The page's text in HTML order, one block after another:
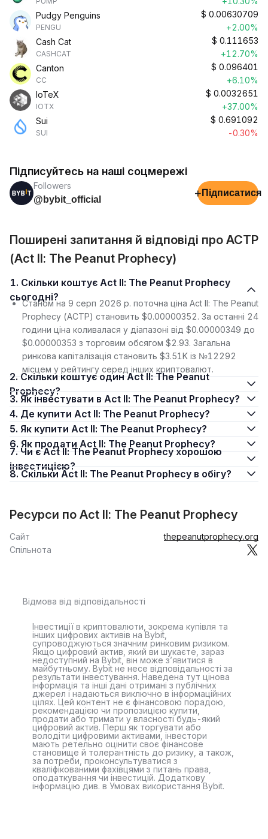
Pudgy Penguins
PENGU
$ 0.00630709
+2.00%
Cash Cat
CASHCAT
$ 0.111653
+12.70%
Canton
CC
$ 0.096401
+6.10%
IoTeX
IOTX
$ 0.0032651
+37.00%
Sui
SUI
$ 0.691092
-0.30%
Підписуйтесь на наші соцмережі
Followers
@bybit_official
+ Підписатися
Поширені запитання й відповіді про ACTP
(Act II: The Peanut Prophecy)
1. Скільки коштує Act II: The Peanut Prophecy
сьогодні?
Станом на 9 серп 2026 р. поточна ціна Act II: The Peanut
Prophecy (ACTP) становить $0.00000352. За останні 24
години ціна коливалася у діапазоні від $0.00000349 до
$0.00000353 з торговим обсягом $2.93. Загальна
ринкова капіталізація становить $3.51K із №12292
місцем у рейтингу серед інших криптовалют.
2. Скільки коштує один Act II: The Peanut
Prophecy?
3. Як інвестувати в Act II: The Peanut Prophecy?
4. Де купити Act II: The Peanut Prophecy?
5. Як купити Act II: The Peanut Prophecy?
6. Як продати Act II: The Peanut Prophecy?
7. Чи є Act II: The Peanut Prophecy хорошою
інвестицією?
8. Скільки Act II: The Peanut Prophecy в обігу?
Ресурси по Act II: The Peanut Prophecy
Сайт
thepeanutprophecy.org
Спільнота
Відмова від відповідальності
Інвестиції в криптовалюти, зокрема купівля та
інших цифрових активів на Bybit,
супроводжуються значним ринковим ризиком.
Якщо цифровий актив, який ви шукаєте, зараз
недоступний на Bybit, він може з’явитися в
майбутньому. Bybit не несе відповідальності за
результати інвестування. Наведена тут цінова
інформація та інші дані отримані з публічних
джерел і надаються виключно в інформаційних
цілях. Цей контент не є фінансовою порадою,
рекомендацією чи пропозицією купити,
продати або тримати у власності будь-який
цифровий актив. Перш як торгувати або
володіти цифровими активами, інвестори
мають ретельно оцінити своє фінансове
становище й толерантність до ризику, а також,
за потреби, проконсультуватися з
кваліфікованими фахівцями з питань права,
оподаткування чи інвестицій. Додаткову
інформацію див. в Умовах використання Bybit.